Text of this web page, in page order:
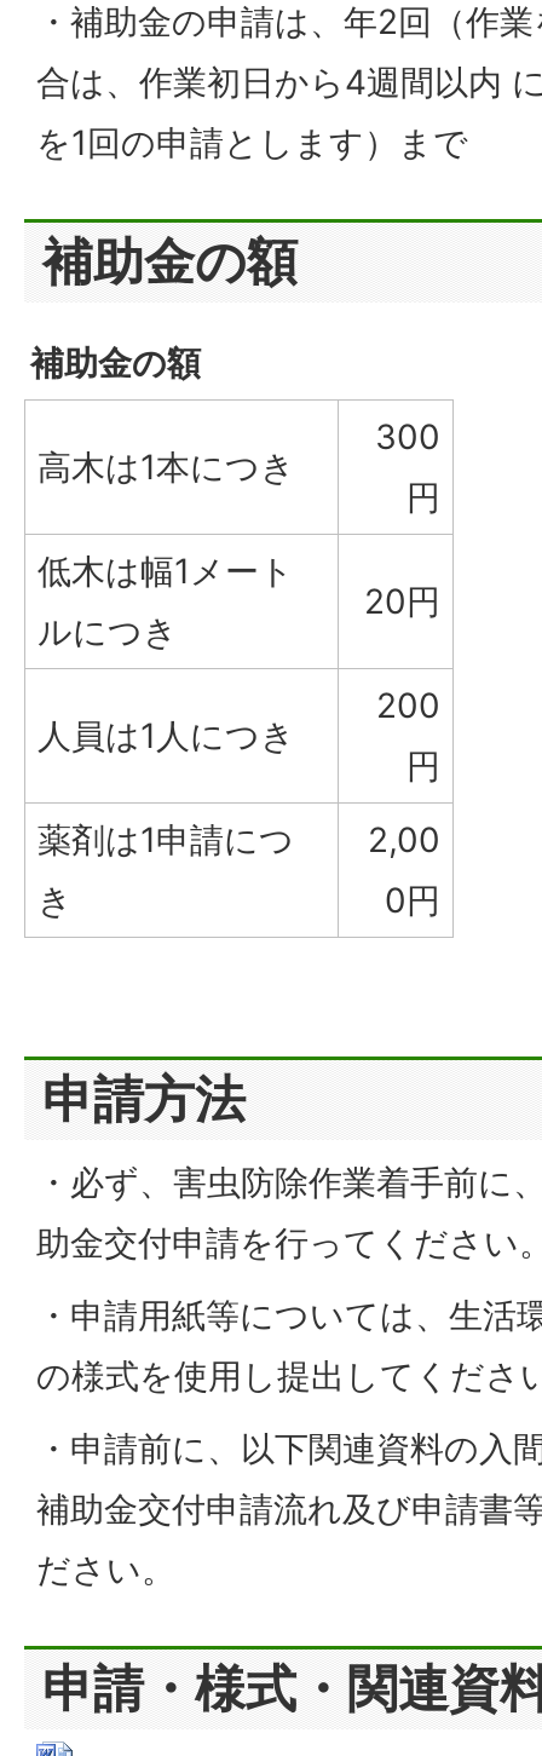
・補助金の申請は、年2回（作
合は、作業初日から4週間以内
を1回の申請とします）まで
補助金の額
補助金の額
高木は1本につき
300
円
低木は幅1メート
ルにつき
20円
人員は1人につき
200
円
薬剤は1申請につ
き
2,00
0円
申請方法
・必ず、害虫防除作業着手前に
助金交付申請を行ってください
・申請用紙等については、生活
の様式を使用し提出してくださ
・申請前に、以下関連資料の入
補助金交付申請流れ及び申請書
ださい。
申請・様式・関連資